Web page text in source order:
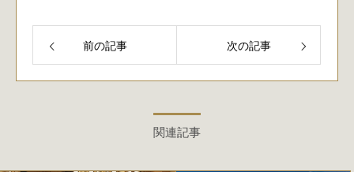
前の記事 次の記事
関連記事